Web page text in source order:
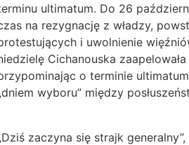
ultimatum. Do 26
na rezygnację z władzy,
i uwolnienie
Cichanouska
o terminie
wyboru” między
zaczyna się strajk